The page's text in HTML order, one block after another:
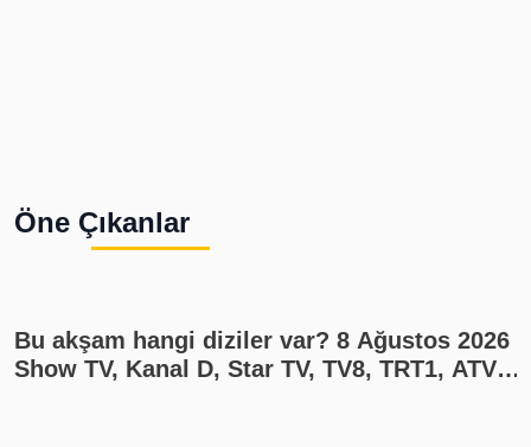
Öne Çıkanlar
Bu akşam hangi diziler var? 8 Ağustos 2026
Show TV, Kanal D, Star TV, TV8, TRT1, ATV